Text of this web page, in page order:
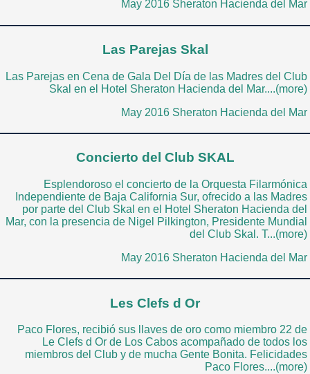
May 2016 Sheraton Hacienda del Mar
Las Parejas Skal
Las Parejas en Cena de Gala Del Día de las Madres del Club
Skal en el Hotel Sheraton Hacienda del Mar....(more)
May 2016 Sheraton Hacienda del Mar
Concierto del Club SKAL
Esplendoroso el concierto de la Orquesta Filarmónica
Independiente de Baja California Sur, ofrecido a las Madres
por parte del Club Skal en el Hotel Sheraton Hacienda del
Mar, con la presencia de Nigel Pilkington, Presidente Mundial
del Club Skal. T...(more)
May 2016 Sheraton Hacienda del Mar
Les Clefs d Or
Paco Flores, recibió sus llaves de oro como miembro 22 de
Le Clefs d Or de Los Cabos acompañado de todos los
miembros del Club y de mucha Gente Bonita. Felicidades
Paco Flores....(more)